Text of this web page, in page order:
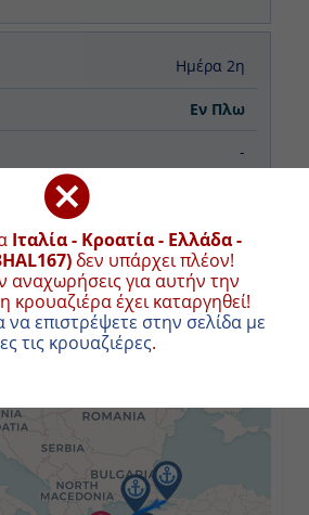
Ιταλία - Κροατία - Ελλάδα -
δεν υπάρχει πλέον!
αναχωρήσεις για αυτήν την
κρουαζιέρα έχει καταργηθεί!
να επιστρέψετε στην σελίδα με
τις κρουαζιέρες.
Ημέρα 2η
Εν Πλω
-
Ημέρα 3η
(Αρχ. Ολυμπία), Ελλάδα
Ημέρα 4η